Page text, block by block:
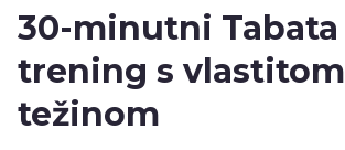
30-minutni Tabata
trening s vlastitom
težinom